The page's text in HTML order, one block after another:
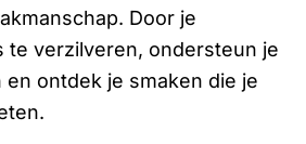
Door je
te verzilveren, ondersteun je
ontdek je smaken die je